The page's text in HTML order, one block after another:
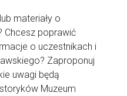
materiały o
Chcesz poprawić
o uczestnikach i
Zaproponuj
uwagi będą
Muzeum